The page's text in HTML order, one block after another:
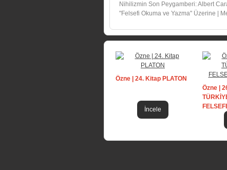
Nihilizmin Son Peygamberi: Albert
"Felsefi Okuma ve Yazma" Üzerine |
Özne | 24. Kitap PLATON
İncele
Özne |